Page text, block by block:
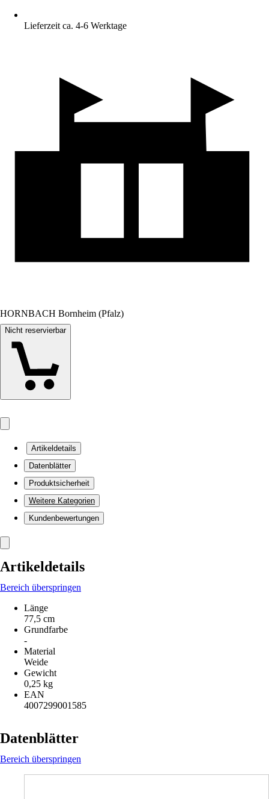
Lieferzeit ca. 4-6 Werktage
HORNBACH Bornheim (Pfalz)
Nicht reservierbar
Artikeldetails
Datenblätter
Produktsicherheit
Weitere Kategorien
Kundenbewertungen
Artikeldetails
Bereich überspringen
Länge
77,5 cm
Grundfarbe
-
Material
Weide
Gewicht
0,25 kg
EAN
4007299001585
Datenblätter
Bereich überspringen